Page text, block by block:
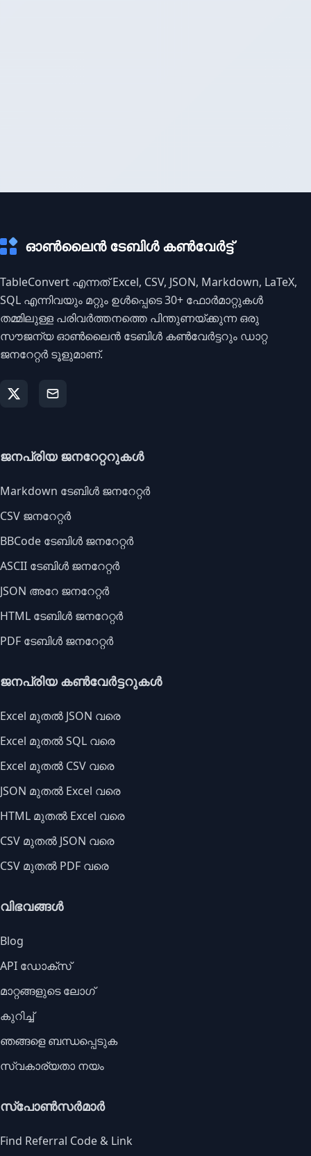
ഓൺലൈൻ ടേബിൾ കൺവേർട്ട്
TableConvert എന്നത് Excel, CSV, JSON, Markdown, LaTeX,
SQL എന്നിവയും മറ്റും ഉൾപ്പെടെ 30+ ഫോർമാറ്റുകൾ
തമ്മിലുള്ള പരിവർത്തനത്തെ പിന്തുണയ്ക്കുന്ന ഒരു
സൗജന്യ ഓൺലൈൻ ടേബിൾ കൺവേർട്ടറും ഡാറ്റ
ജനറേറ്റർ ടൂളുമാണ്.
ജനപ്രിയ ജനറേറ്ററുകൾ
Markdown ടേബിൾ ജനറേറ്റർ
CSV ജനറേറ്റർ
BBCode ടേബിൾ ജനറേറ്റർ
ASCII ടേബിൾ ജനറേറ്റർ
JSON അറേ ജനറേറ്റർ
HTML ടേബിൾ ജനറേറ്റർ
PDF ടേബിൾ ജനറേറ്റർ
ജനപ്രിയ കൺവേർട്ടറുകൾ
Excel മുതൽ JSON വരെ
Excel മുതൽ SQL വരെ
Excel മുതൽ CSV വരെ
JSON മുതൽ Excel വരെ
HTML മുതൽ Excel വരെ
CSV മുതൽ JSON വരെ
CSV മുതൽ PDF വരെ
വിഭവങ്ങൾ
Blog
API ഡോക്സ്
മാറ്റങ്ങളുടെ ലോഗ്
കുറിച്ച്
ഞങ്ങളെ ബന്ധപ്പെടുക
സ്വകാര്യതാ നയം
സ്പോൺസർമാർ
Find Referral Code & Link